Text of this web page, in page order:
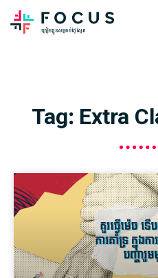
contentTag: Extra